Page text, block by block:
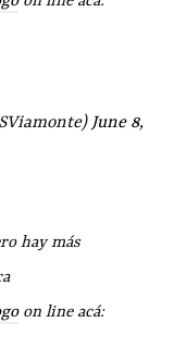
June 8,
hay más
on line acá: